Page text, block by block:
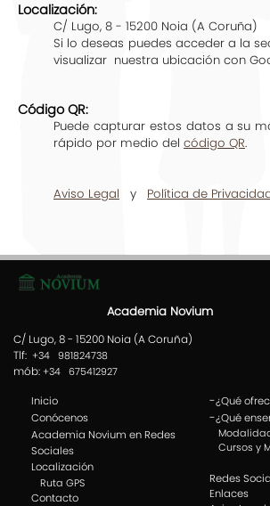
Localización:
C/ Lugo, 8 - 15200 Noia (A Coruña)
Si lo deseas puedes acceder a la
visualizar nuestra ubicación con
Código QR:
Puede capturar estos datos a su
rápido por medio del código QR.
Aviso Legal y Política de
Academia Novium
C/ Lugo, 8 - 15200 Noia (A Coruña)
Tlf: +34 981824738
mób: +34 675412927
Inicio
Conócenos
Academia Novium en Redes
Sociales
Localización
Ruta GPS
Contacto
-¿Qué
-¿Qué
Cursos y
Redes
Enlaces